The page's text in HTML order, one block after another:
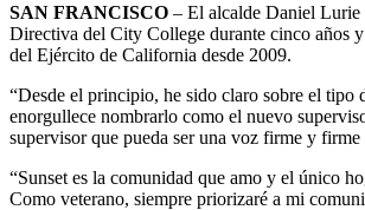
SAN FRANCISCO – El alcalde Daniel Lurie
Directiva del City College durante cinco años
del Ejército de California desde 2009.
“Desde el principio, he sido claro sobre el tipo
enorgullece nombrarlo como el nuevo
supervisor que pueda ser una voz firme y
“Sunset es la comunidad que amo y el único
Como veterano, siempre priorizaré a mi